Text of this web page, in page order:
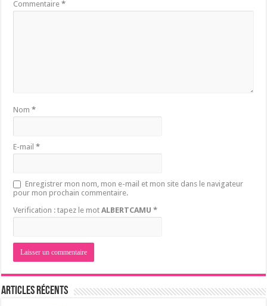
Commentaire*
Nom*
E-mail*
Enregistrer mon nom, mon e-mail et mon site dans le navigateur
pour mon prochain commentaire.
Verification : tapez le motALBERTCAMU *
Articles récents